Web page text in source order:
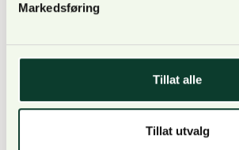
Markedsføring
Tillat alle
Tillat utvalg
ble det utført evaluering blant